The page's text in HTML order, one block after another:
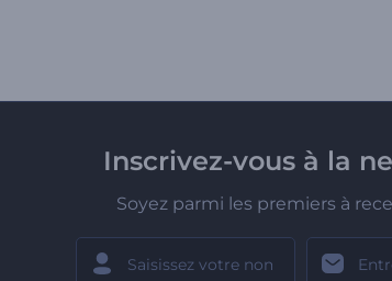
Inscrivez-vous à la
Soyez parmi les premiers à